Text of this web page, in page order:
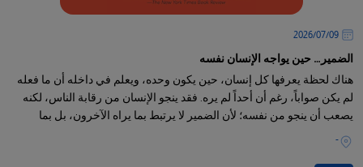
09‏/07‏/2026
الضمير… حين يواجه الإنسان نفسه
هناك لحظة يعرفها كل إنسان، حين يكون وحده، ويعلم في داخله أن ما فعله
لم يكن صواباً، رغم أن أحداً لم يره. فقد ينجو الإنسان من رقابة الناس، لكنه
يصعب أن ينجو من نفسه؛ لأن الضمير لا يرتبط بما يراه الآخرون، بل بما
يعرفه الإنسان عن ذاته.
-